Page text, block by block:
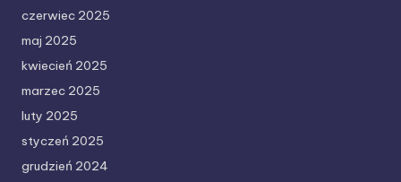
czerwiec 2025
maj 2025
kwiecień 2025
marzec 2025
luty 2025
styczeń 2025
grudzień 2024